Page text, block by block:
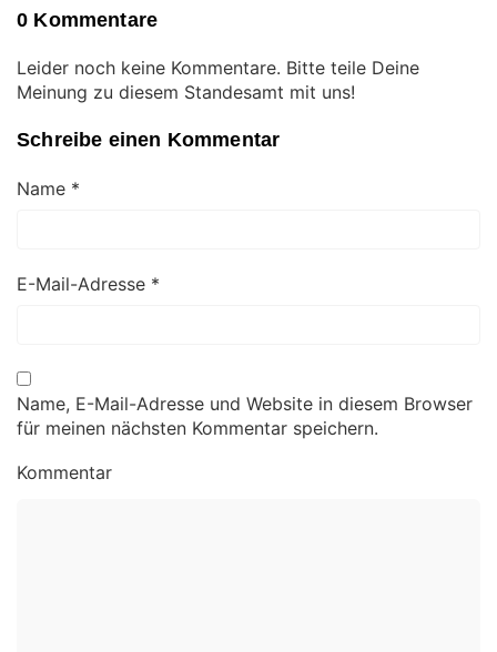
0 Kommentare
Leider noch keine Kommentare. Bitte teile Deine
Meinung zu diesem Standesamt mit uns!
Schreibe einen Kommentar
Name *
E-Mail-Adresse *
Name, E-Mail-Adresse und Website in diesem Browser
für meinen nächsten Kommentar speichern.
Kommentar